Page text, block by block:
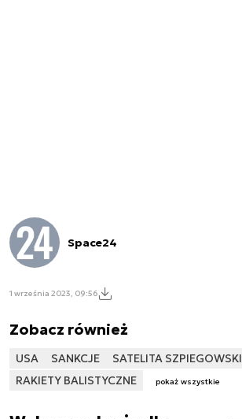
Space24
1 września 2023, 09:56
Zobacz również
USA SANKCJE
SATELITA SZPIEGOWSKI
RAKIETY BALISTYCZNE
pokaż wszystkie